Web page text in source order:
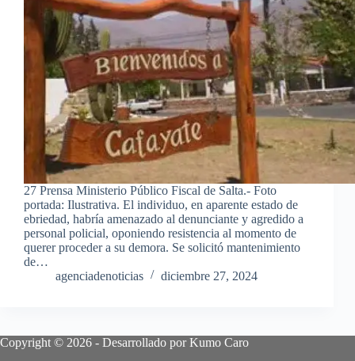
27 Prensa Ministerio Público Fiscal de Salta.- Foto
portada: Ilustrativa. El individuo, en aparente estado de
ebriedad, habría amenazado al denunciante y agredido a
personal policial, oponiendo resistencia al momento de
querer proceder a su demora. Se solicitó mantenimiento
de…
agenciadenoticias
diciembre 27, 2024
Copyright © 2026 - Desarrollado por Kumo Caro